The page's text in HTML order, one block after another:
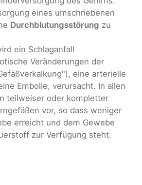
eines umschriebenen
Durchblutungsstörung zu
ein Schlaganfall
Veränderungen der
eine arterielle
Embolie, verursacht. In allen
teilweiser oder kompletter
vor, so dass weniger
erreicht und dem Gewebe
zur Verfügung steht.